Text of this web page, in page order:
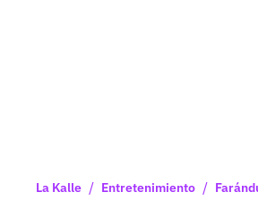
La Kalle / Entretenimiento /